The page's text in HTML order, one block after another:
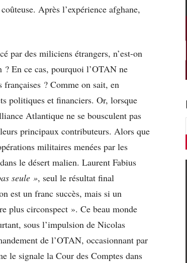
Après l’expérience afghane,
par des miliciens étrangers, n’est-on
? En ce cas, pourquoi l’OTAN ne
? Comme on sait, en
politiques et financiers. Or, lorsque
Atlantique ne se bousculent pas
principaux contributeurs. Alors que
militaires menées par les
le désert malien. Laurent Fabius
seule », seul le résultat final
est un franc succès, mais si un
plus circonspect ». Ce beau monde
sous l’impulsion de Nicolas
de l’OTAN, occasionnant par
le signale la Cour des Comptes dans